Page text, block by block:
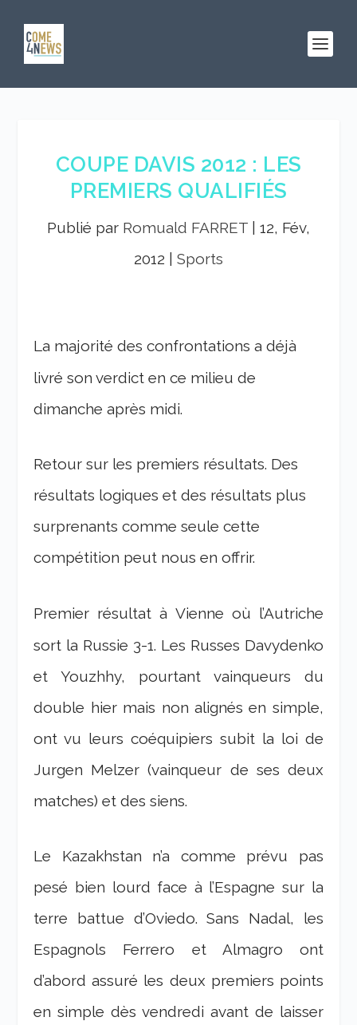
COUPE DAVIS 2012 : LES
PREMIERS QUALIFIÉS
Publié par Romuald FARRET
12, Fév,
2012
Sports
La majorité des confrontations a déjà
livré son verdict en ce milieu de
dimanche après midi.
Retour sur les premiers résultats. Des
résultats logiques et des résultats plus
surprenants comme seule cette
compétition peut nous en offrir.
Premier résultat à Vienne où l’Autriche
sort la Russie 3-1. Les Russes Davydenko
et Youzhhy, pourtant vainqueurs du
double hier mais non alignés en simple,
ont vu leurs coéquipiers subit la loi de
Jurgen Melzer (vainqueur de ses deux
matches) et des siens.
Le Kazakhstan n’a comme prévu pas
pesé bien lourd face à l’Espagne sur la
terre battue d’Oviedo. Sans Nadal, les
Espagnols Ferrero et Almagro ont
d’abord assuré les deux premiers points
en simple dès vendredi avant de laisser